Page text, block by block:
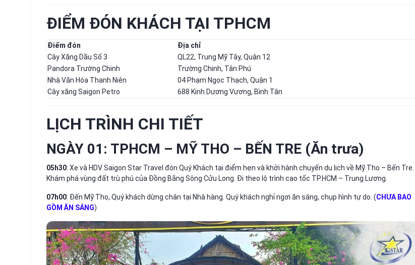
ĐIỂM ĐÓN KHÁCH TẠI TPHCM
Điểm đón
Địa chỉ
Cây Xăng Dầu Số 3
QL22, Trung Mỹ Tây, Quận 12
Pandora Trường Chinh
Trường Chinh, Tân Phú
Nhà Văn Hóa Thanh Niên
04 Phạm Ngọc Thạch, Quận 1
Cây xăng Saigon Petro
688 Kinh Dương Vương, Bình Tân
LỊCH TRÌNH CHI TIẾT
NGÀY 01: TPHCM – MỸ THO – BẾN TRE (Ăn trưa)
05h30: Xe và HDV Saigon Star Travel đón Quý Khách tại điểm hẹn và khởi hành chuyến du lịch về Mỹ Tho – Bến Tre.
Khám phá vùng đất trù phú của Đồng Bằng Sông Cửu Long. Đi theo lộ trình cao tốc TP.HCM – Trung Lương.
07h00: Đến Mỹ Tho, Quý khách dừng chân tại Nhà hàng. Quý khách nghỉ ngơi ăn sáng, chụp hình tự do. (CHƯA BAO
GỒM ĂN SÁNG)